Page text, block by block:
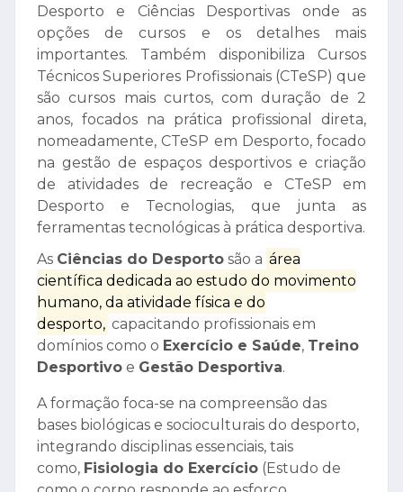
Desporto e Ciências Desportivas onde as
opções de cursos e os detalhes mais
importantes. Também disponibiliza Cursos
Técnicos Superiores Profissionais (CTeSP) que
são cursos mais curtos, com duração de 2
anos, focados na prática profissional direta,
nomeadamente, CTeSP em Desporto, focado
na gestão de espaços desportivos e criação
de atividades de recreação e CTeSP em
Desporto e Tecnologias, que junta as
ferramentas tecnológicas à prática desportiva.
As Ciências do Desporto são a área
científica dedicada ao estudo do movimento
humano, da atividade física e do
desporto, capacitando profissionais em
domínios como o Exercício e Saúde, Treino
Desportivo e Gestão Desportiva.
A formação foca-se na compreensão das
bases biológicas e socioculturais do desporto,
integrando disciplinas essenciais, tais
como, Fisiologia do Exercício (Estudo de